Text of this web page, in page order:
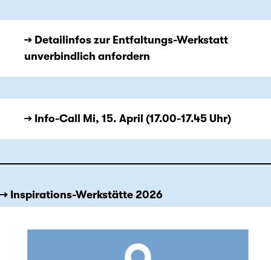
→ Detailinfos zur Entfaltungs-Werkstatt
unverbindlich anfordern
→ Info-Call Mi, 15. April (17.00-17.45 Uhr)
→ Inspirations-Werkstätte 2026